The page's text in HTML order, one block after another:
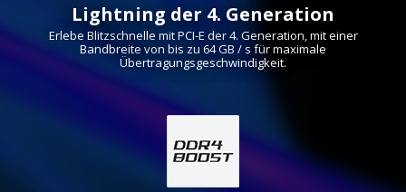
Lightning der 4. Generation
Erlebe Blitzschnelle mit PCI-E der 4. Generation, mit einer
Bandbreite von bis zu 64 GB / s für maximale
Übertragungsgeschwindigkeit.